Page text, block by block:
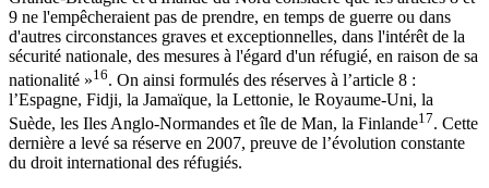
9 ne l'empêcheraient pas de prendre, en temps de guerre ou dans
d'autres circonstances graves et exceptionnelles, dans l'intérêt de la
sécurité nationale, des mesures à l'égard d'un réfugié, en raison de sa
nationalité »16. On ainsi formulés des réserves à l’article 8 :
l’Espagne, Fidji, la Jamaïque, la Lettonie, le Royaume-Uni, la
Suède, les Iles Anglo-Normandes et île de Man, la Finlande17. Cette
dernière a levé sa réserve en 2007, preuve de l’évolution constante
du droit international des réfugiés.